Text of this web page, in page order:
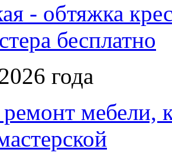
- обтяжка
бесплатно
года
мебели,